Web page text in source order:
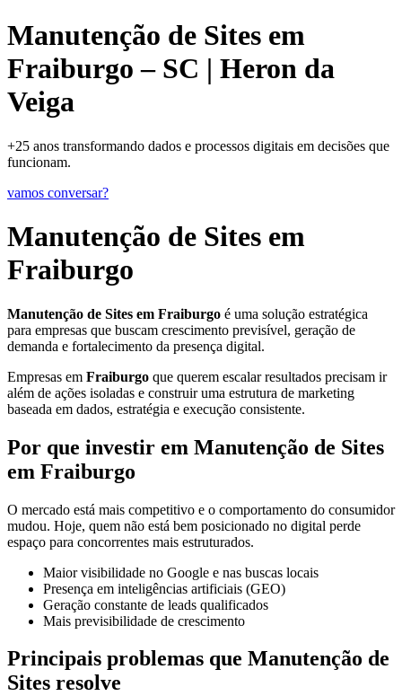
Manutenção de Sites em
Fraiburgo – SC | Heron da
Veiga
+25 anos transformando dados e processos digitais em decisões que
funcionam.
vamos conversar?
Manutenção de Sites em
Fraiburgo
Manutenção de Sites em Fraiburgo é uma solução estratégica
para empresas que buscam crescimento previsível, geração de
demanda e fortalecimento da presença digital.
Empresas em Fraiburgo que querem escalar resultados precisam ir
além de ações isoladas e construir uma estrutura de marketing
baseada em dados, estratégia e execução consistente.
Por que investir em Manutenção de Sites
em Fraiburgo
O mercado está mais competitivo e o comportamento do consumidor
mudou. Hoje, quem não está bem posicionado no digital perde
espaço para concorrentes mais estruturados.
Maior visibilidade no Google e nas buscas locais
Presença em inteligências artificiais (GEO)
Geração constante de leads qualificados
Mais previsibilidade de crescimento
Principais problemas que Manutenção de
Sites resolve